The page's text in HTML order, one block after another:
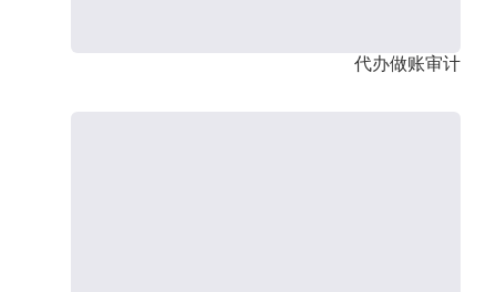
代办做账审计